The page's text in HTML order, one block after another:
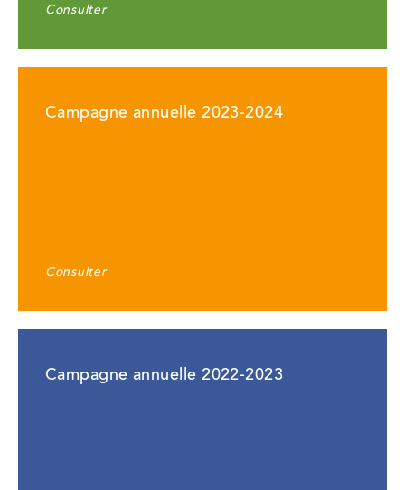
Consulter
Campagne annuelle 2023-2024
Consulter
Campagne annuelle 2022-2023